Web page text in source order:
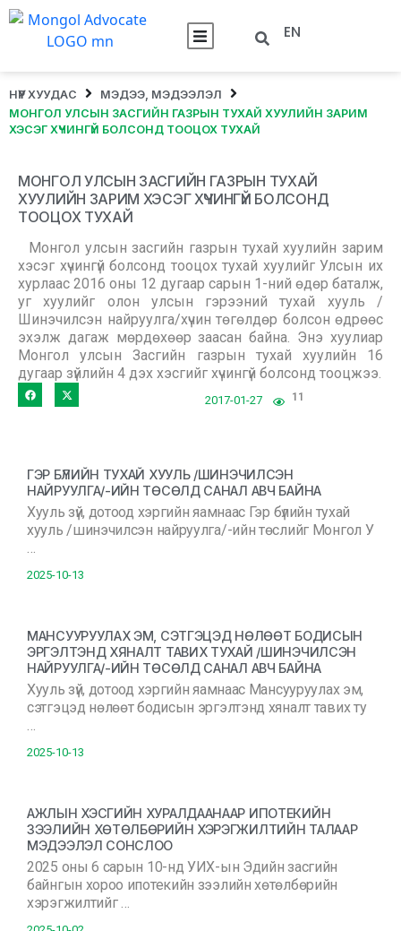
EN
НҮҮР ХУУДАС
МЭДЭЭ, МЭДЭЭЛЭЛ
МОНГОЛ УЛСЫН ЗАСГИЙН ГАЗРЫН ТУХАЙ ХУУЛИЙН ЗАРИМ
ХЭСЭГ ХҮЧИНГҮЙ БОЛСОНД ТООЦОХ ТУХАЙ
МОНГОЛ УЛСЫН ЗАСГИЙН ГАЗРЫН ТУХАЙ
ХУУЛИЙН ЗАРИМ ХЭСЭГ ХҮЧИНГҮЙ БОЛСОНД
ТООЦОХ ТУХАЙ
Монгол улсын засгийн газрын тухай хуулийн зарим
хэсэг хүчингүй болсонд тооцох тухай хуулийг Улсын их
хурлаас 2016 оны 12 дугаар сарын 1-ний өдөр баталж,
уг хуулийг олон улсын гэрээний тухай хууль /
Шинэчилсэн найруулга/хүчин төгөлдөр болсон өдрөөс
эхэлж дагаж мөрдөхөөр заасан байна. Энэ хуулиар
Монгол улсын Засгийн газрын тухай хуулийн 16
дугаар зүйлийн 4 дэх хэсгийг хүчингүй болсонд тооцжээ.
2017-01-27 11
ГЭР БҮЛИЙН ТУХАЙ ХУУЛЬ /ШИНЭЧИЛСЭН
НАЙРУУЛГА/-ИЙН ТӨСӨЛД САНАЛ АВЧ БАЙНА
Хууль зүй, дотоод хэргийн яамнаас Гэр бүлийн тухай
хууль /шинэчилсэн найруулга/-ийн төслийг Монгол У
…
2025-10-13
МАНСУУРУУЛАХ ЭМ, СЭТГЭЦЭД НӨЛӨӨТ БОДИСЫН
ЭРГЭЛТЭНД ХЯНАЛТ ТАВИХ ТУХАЙ /ШИНЭЧИЛСЭН
НАЙРУУЛГА/-ИЙН ТӨСӨЛД САНАЛ АВЧ БАЙНА
Хууль зүй, дотоод хэргийн яамнаас Мансууруулах эм,
сэтгэцэд нөлөөт бодисын эргэлтэнд хяналт тавих ту
…
2025-10-13
АЖЛЫН ХЭСГИЙН ХУРАЛДААНААР ИПОТЕКИЙН
ЗЭЭЛИЙН ХӨТӨЛБӨРИЙН ХЭРЭГЖИЛТИЙН ТАЛААР
МЭДЭЭЛЭЛ СОНСЛОО
2025 оны 6 сарын 10-нд УИХ-ын Эдийн засгийн
байнгын хороо ипотекийн зээлийн хөтөлбөрийн
хэрэгжилтийг …